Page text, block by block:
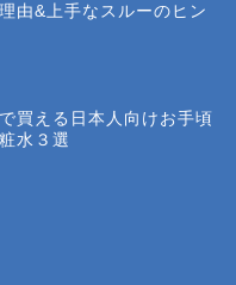
由&上手なスルーのヒン
買える日本人向けお手頃
水３選